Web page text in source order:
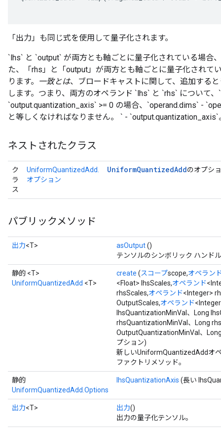
「出力」も同じ式を使用して量子化されます。
`lhs` と `output` が両方とも軸ごとに量子化されている場合
た、「rhs」と「output」が両方とも軸ごとに量子化されて
ります。
一致とは、ブロードキャストに関して、追加する
します。つまり、両方のオペランド `lhs` と `rhs` について
`output.quantization_axis` >= 0 の場合、`operand.dims` -
と等しくなければなりません。 ` - `output.quantization_axis`
ネストされたクラス
ク
ラ
ス
UniformQuantizedAdd.
オプション
UniformQuantizedAddのオプシ
パブリックメソッド
出力<T> asOutput()
テンソルのシンボリック ハンド
静的 <T>
UniformQuantizedAdd <T>
create (スコープscope,オペラン
<Float> lhsScales,オペランド
rhsScales,オペランド<Integer>
OutputScales,オペランド
lhsQuantizationMinVal、Long
rhsQuantizationMinVal、Long
OutputQuantizationMinVal、
プション)
新しいUniformQuantizedAddオ
ファクトリメソッド。
静的
UniformQuantizedAdd.Options
lhsQuantizationAxis (長い
出力<T> 出力()
出力の量子化テンソル。